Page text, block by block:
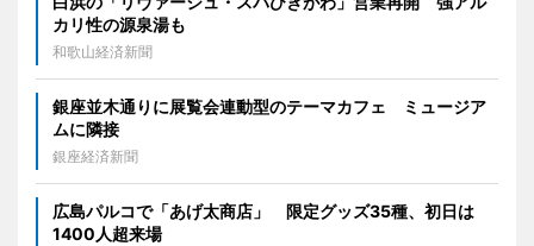
カリ性の源泉湯も
和歌山経済新聞
銀座並木通りに展覧会連動型のテーマカフェ ミュージア
ムに隣接
銀座経済新聞
広島パルコで「あげ太商店」 限定グッズ35種、初日は
1400人超来場